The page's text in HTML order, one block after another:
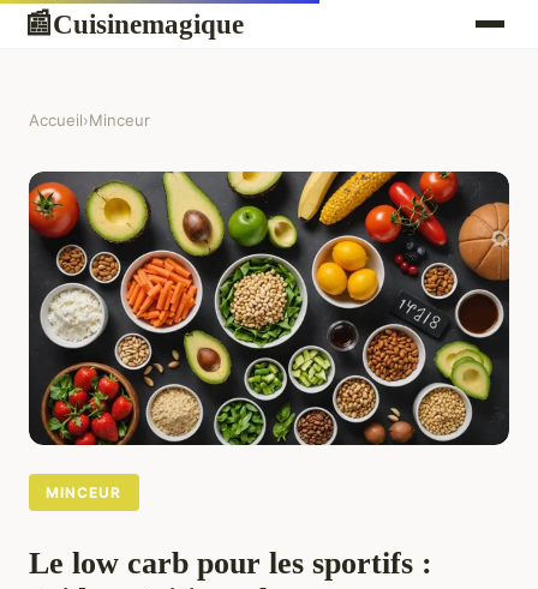
📰Cuisinemagique
Accueil›Minceur
MINCEUR
Le low carb pour les sportifs :